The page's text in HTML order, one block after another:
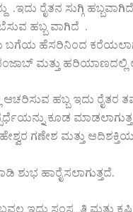
.ಇದು ರೈತನ ಸುಗ್ಗಿ
ಹಬ್ಬ ವಾಗಿದೆ .
ಬಗೆಯ ಹೆಸರಿನಿಂದ
ಮತ್ತು ಹರಿಯಾಣದಲ್ಲಿ
ಹಬ್ಬ ಇದು ರೈತರ ತಮ್ಮ
ಕೂಡ
ಗಣೇಶ ಮತ್ತು
ಶುಭ ಹಾರೈಸಲಾಗುತ್ತದೆ.